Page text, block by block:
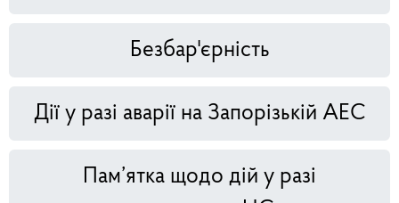
Безбар'єрність
Дії у разі аварії на Запорізькій АЕС
Пам’ятка щодо дій у разі